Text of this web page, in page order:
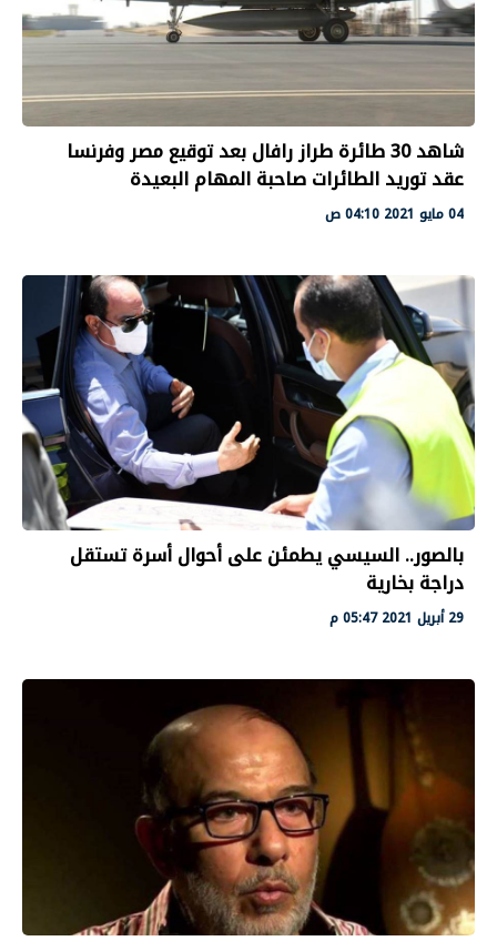
شاهد 30 طائرة طراز رافال بعد توقيع مصر وفرنسا
عقد توريد الطائرات صاحبة المهام البعيدة
04 مايو 2021 04:10 ص
بالصور.. السيسي يطمئن على أحوال أسرة تستقل
دراجة بخارية
29 أبريل 2021 05:47 م